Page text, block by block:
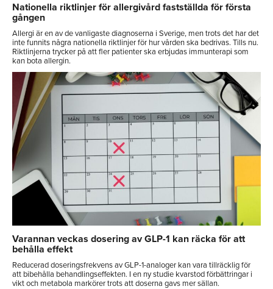
Nationella riktlinjer för allergivård fastställda för första
gången
Allergi är en av de vanligaste diagnoserna i Sverige, men trots det har det
inte funnits några nationella riktlinjer för hur vården ska bedrivas. Tills nu.
Riktlinjerna trycker på att fler patienter ska erbjudas immunterapi som
kan bota allergin.
Varannan veckas dosering av GLP-1 kan räcka för att
behålla effekt
Reducerad doseringsfrekvens av GLP-1-analoger kan vara tillräcklig för
att bibehålla behandlingseffekten. I en ny studie kvarstod förbättringar i
vikt och metabola markörer trots att doserna gavs mer sällan.